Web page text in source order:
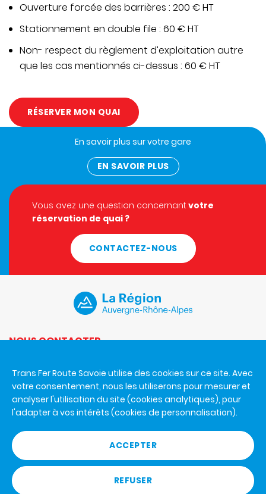
Ouverture forcée des barrières : 200 € HT
Stationnement en double file : 60 € HT
Non- respect du règlement d’exploitation autre
que les cas mentionnés ci-dessus : 60 € HT
RÉSERVER MON QUAI
En savoir plus sur votre gare
EN SAVOIR PLUS
Vous avez une question concernant votre
réservation de quai ?
CONTACTEZ-NOUS
NOUS CONTACTER
Trans Fer Route Savoie
926 A avenue de la Houille Blanche
73000 Chambéry
RÈGLEMENT GÉNÉRAL DES GARES ROUTIÈRES
Trans Fer Route Savoie utilise des cookies sur ce site. Avec
votre consentement, nous les utiliserons pour mesurer et
analyser l'utilisation du site (cookies analytiques), pour
l'adapter à vos intérêts (cookies de personnalisation).
ACCEPTER
REFUSER